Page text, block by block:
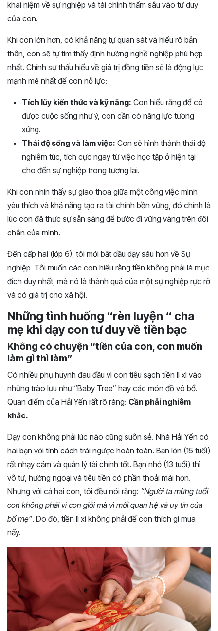
khái niệm về sự nghiệp và tài chính thấm sâu vào tư duy
của con.
Khi con lớn hơn, có khả năng tự quan sát và hiểu rõ bản
thân, con sẽ tự tìm thấy định hướng nghề nghiệp phù hợp
nhất. Chính sự thấu hiểu về giá trị đồng tiền sẽ là động lực
mạnh mẽ nhất để con nỗ lực:
Tích lũy kiến thức và kỹ năng: Con hiểu rằng để có
được cuộc sống như ý, con cần có năng lực tương
xứng.
Thái độ sống và làm việc: Con sẽ hình thành thái độ
nghiêm túc, tích cực ngay từ việc học tập ở hiện tại
cho đến sự nghiệp trong tương lai.
Khi con nhìn thấy sự giao thoa giữa một công việc mình
yêu thích và khả năng tạo ra tài chính bền vững, đó chính là
lúc con đã thực sự sẵn sàng để bước đi vững vàng trên đôi
chân của mình.
Đến cấp hai (lớp 6), tôi mới bắt đầu dạy sâu hơn về Sự
nghiệp. Tôi muốn các con hiểu rằng tiền không phải là mục
đích duy nhất, mà nó là thành quả của một sự nghiệp rực rỡ
và có giá trị cho xã hội.
Những tình huống “rèn luyện “ cha
mẹ khi dạy con tư duy về tiền bạc
Không có chuyện “tiền của con, con muốn
làm gì thì làm”
Có nhiều phụ huynh đau đầu vì con tiêu sạch tiền lì xì vào
những trào lưu như “Baby Tree” hay các món đồ vô bổ.
Quan điểm của Hải Yến rất rõ ràng: Cần phải nghiêm
khắc.
Dạy con không phải lúc nào cũng suôn sẻ. Nhà Hải Yến có
hai bạn với tính cách trái ngược hoàn toàn. Bạn lớn (15 tuổi)
rất nhạy cảm và quản lý tài chính tốt. Bạn nhỏ (13 tuổi) thì
vô tư, hướng ngoại và tiêu tiền có phần thoải mái hơn.
Nhưng với cả hai con, tôi đều nói rằng: “Người ta mừng tuổi
con không phải vì con giỏi mà vì mối quan hệ và uy tín của
bố mẹ”. Do đó, tiền lì xì không phải để con thích gì mua
nấy.